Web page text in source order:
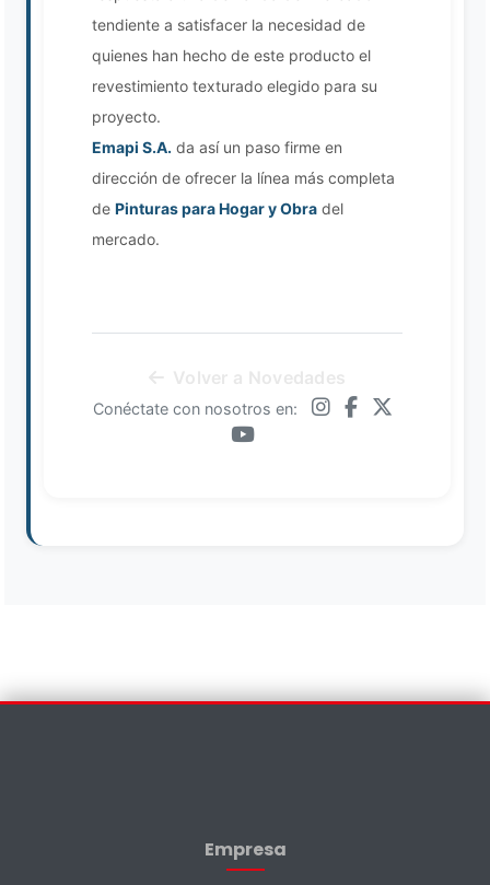
tendiente a satisfacer la necesidad de
quienes han hecho de este producto el
revestimiento texturado elegido para su
proyecto.
Emapi S.A. da así un paso firme en
dirección de ofrecer la línea más completa
de Pinturas para Hogar y Obra del
mercado.
Conéctate con nosotros en:
Empresa